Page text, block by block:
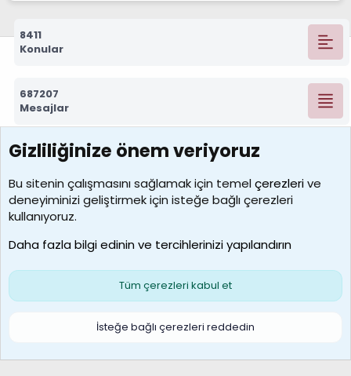
8411
Konular
687207
Mesajlar
7388
Kullanıcılar
borabekirogluu
Son üye
Çerezler
S
Gizliliğinize önem veriyoruz
Bu sitenin çalışmasını sağlamak için temelçerezlerive
deneyiminizi geliştirmek için isteğe bağlı çerezleri
kullanıyoruz.
Daha fazla bilgi edinin ve tercihlerinizi yapılandırın
Tüm çerezleri kabul et
İsteğe bağlı çerezleri reddedin